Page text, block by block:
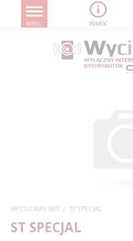
MENU POMOC
WYCISZAMY.NET ST SPECJAL
ST SPECJAL